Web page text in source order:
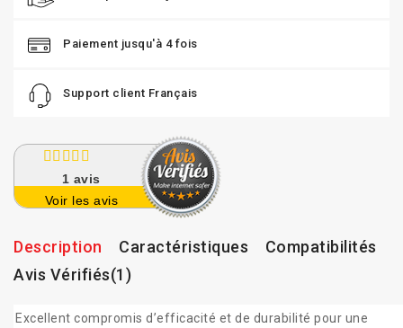
Paiement jusqu'à 4 fois
Support client Français
1 avis
Voir les avis
Description Caractéristiques
Compatibilités
Avis Vérifiés(1)
Excellent compromis d’efficacité et de durabilité pour une